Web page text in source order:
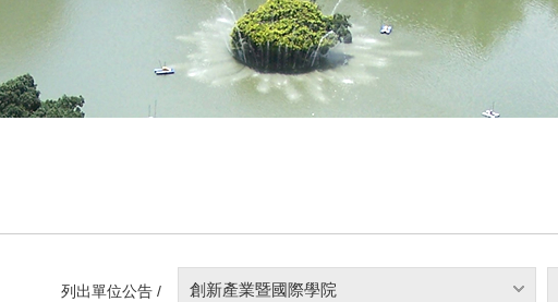
列出單位公告 / 創新產業暨國際學院